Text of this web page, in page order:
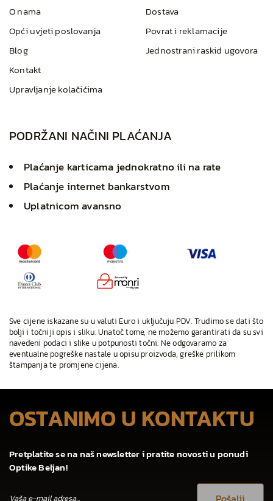
O nama
Opći uvjeti poslovanja
Blog
Kontakt
Upravljanje kolačićima
Dostava
Povrat i reklamacije
Jednostrani raskid ugovora
PODRŽANI NAČINI PLAĆANJA
Plaćanje karticama jednokratno ili na rate
Plaćanje internet bankarstvom
Uplatnicom avansno
Sve cijene iskazane su u valuti Euro i uključuju PDV. Trudimo se dati što
bolji i točniji opis i sliku. Unatoč tome, ne možemo garantirati da su svi
navedeni podaci i slike u potpunosti točni. Ne odgovaramo za
eventualne pogreške nastale u opisu proizvoda, greške prilikom
štampanja te promjene cijena.
OSTANIMO U KONTAKTU
Pretplatite se na naš newsletter i pratite novosti u ponudi
Optike Beljan!